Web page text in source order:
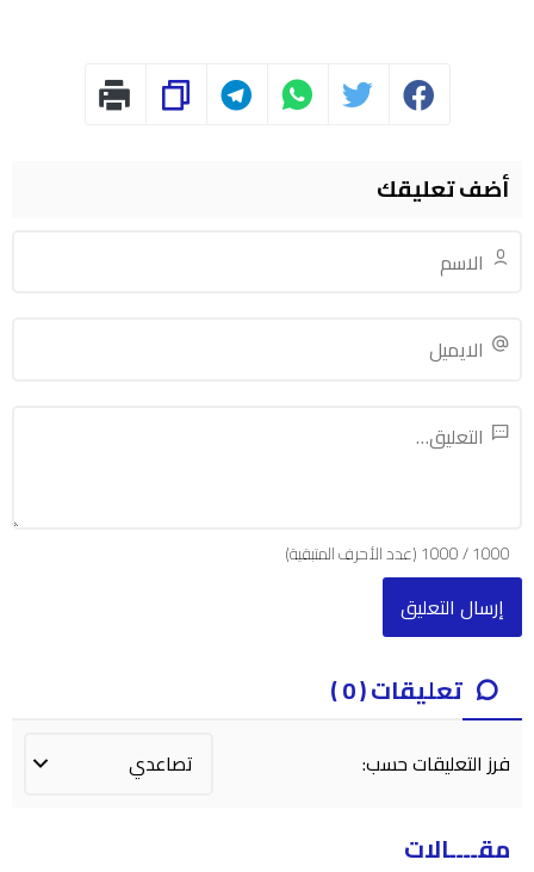
أضف تعليقك
1000
/
1000(عدد الأحرف المتبقية)
تعليقات ( 0 )
فرز التعليقات حسب:
مقــــالات